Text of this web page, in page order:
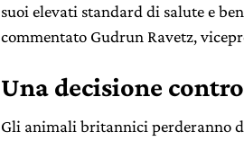
suoi elevati standard di salute e
commentato Gudrun Ravetz,
Una decisione
Gli animali britannici perderanno